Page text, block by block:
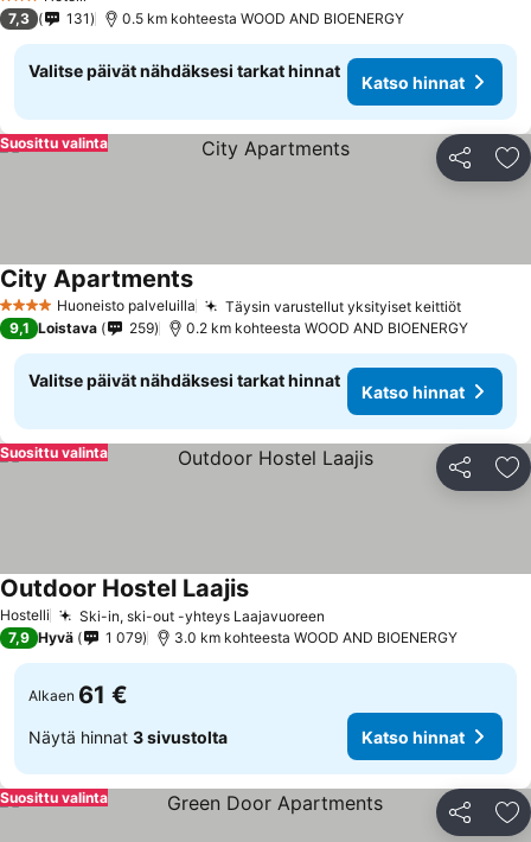
3 Tähtiluokitus
7,3 131 0.5 km kohteesta WOOD AND BIOENERGY
Valitse päivät nähdäksesi tarkat hinnat
Katso hinnat
Jaa
Suosittu valinta
4 TähtiluokitusHuoneisto palveluilla Täysin varustellut yksityiset keittiöt
City Apartments
9,1 Loistava 259 0.2 km kohteesta WOOD AND BIOENERGY
Valitse päivät nähdäksesi tarkat hinnat
Katso hinnat
Jaa
Suosittu valinta
Hostelli Ski-in, ski-out -yhteys Laajavuoreen
Outdoor Hostel Laajis
7,9 Hyvä 1 079 3.0 km kohteesta WOOD AND BIOENERGY
Alkaen 61 €
Näytä hinnat 3 sivustolta Katso hinnat
Jaa
Suosittu valinta